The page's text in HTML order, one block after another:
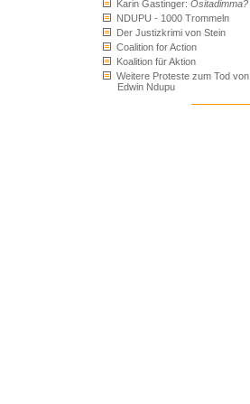
Karin Gastinger: Ositadimma?
NDUPU - 1000 Trommeln
Der Justizkrimi von Stein
Coalition for Action
Koalition für Aktion
Weitere Proteste zum Tod von
Edwin Ndupu